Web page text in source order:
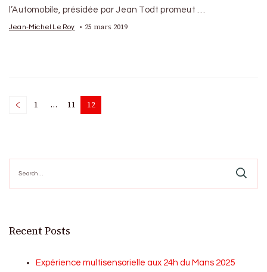
l’Automobile, présidée par Jean Todt promeut …
Jean-Michel Le Roy 25 mars 2019
Posts
Page
1 … Page
11 Page
12
for:
Recent Posts
Expérience multisensorielle aux 24h du Mans 2025